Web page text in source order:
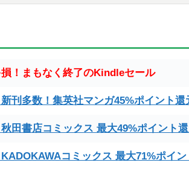
！まもなく終了のKindleセール
新刊多数！集英社マンガ45%ポイント還
秋田書店コミックス 最大49%ポイント
KADOKAWAコミックス 最大71%ポイ